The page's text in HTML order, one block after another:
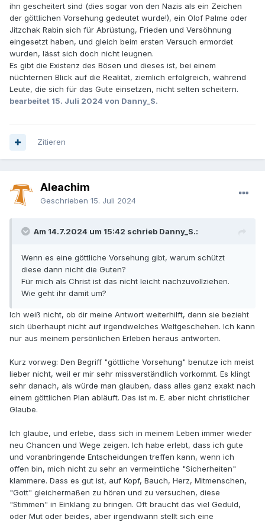
ihn gescheitert sind (dies sogar von den Nazis als ein Zeichen
der göttlichen Vorsehung gedeutet wurde!), ein Olof Palme oder
Jitzchak Rabin sich für Abrüstung, Frieden und Versöhnung
eingesetzt haben, und gleich beim ersten Versuch ermordet
wurden, lässt sich doch nicht leugnen.
Es gibt die Existenz des Bösen und dieses ist, bei einem
nüchternen Blick auf die Realität, ziemlich erfolgreich, während
Leute, die sich für das Gute einsetzen, nicht selten scheitern.
bearbeitet 15. Juli 2024 von Danny_S.
Zitieren
Aleachim
Geschrieben 15. Juli 2024
Am 14.7.2024 um 15:42 schrieb Danny_S.:
Wenn es eine göttliche Vorsehung gibt, warum schützt
diese dann nicht die Guten?
Für mich als Christ ist das nicht leicht nachzuvollziehen.
Wie geht ihr damit um?
Ich weiß nicht, ob dir meine Antwort weiterhilft, denn sie bezieht
sich überhaupt nicht auf irgendwelches Weltgeschehen. Ich kann
nur aus meinem persönlichen Erleben heraus antworten.
Kurz vorweg: Den Begriff "göttliche Vorsehung" benutze ich meist
lieber nicht, weil er mir sehr missverständlich vorkommt. Es klingt
sehr danach, als würde man glauben, dass alles ganz exakt nach
einem göttlichen Plan abläuft. Das ist m. E. aber nicht christlicher
Glaube.
Ich glaube, und erlebe, dass sich in meinem Leben immer wieder
neu Chancen und Wege zeigen. Ich habe erlebt, dass ich gute
und voranbringende Entscheidungen treffen kann, wenn ich
offen bin, mich nicht zu sehr an vermeintliche "Sicherheiten"
klammere. Dass es gut ist, auf Kopf, Bauch, Herz, Mitmenschen,
"Gott" gleichermaßen zu hören und zu versuchen, diese
"Stimmen" in Einklang zu bringen. Oft braucht das viel Geduld,
oder Mut oder beides, aber irgendwann stellt sich eine